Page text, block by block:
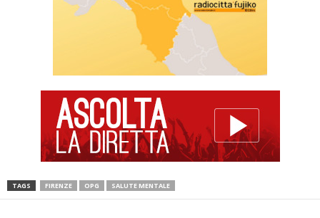
TAGS FIRENZE OPG SALUTE MENTALE